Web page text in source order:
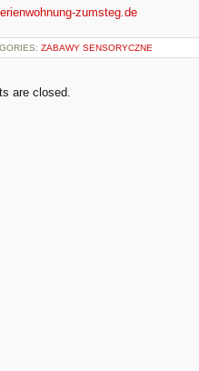
zumsteg.de
ZABAWY SENSORYCZNE
are closed.